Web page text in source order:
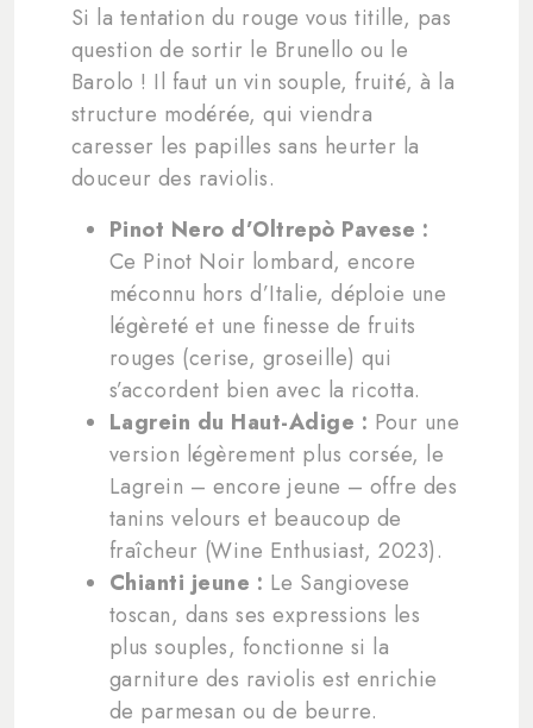
Si la tentation du rouge vous titille, pas
question de sortir le Brunello ou le
Barolo ! Il faut un vin souple, fruité, à la
structure modérée, qui viendra
caresser les papilles sans heurter la
douceur des raviolis.
Pinot Nero d’Oltrepò Pavese :
Ce Pinot Noir lombard, encore
méconnu hors d’Italie, déploie une
légèreté et une finesse de fruits
rouges (cerise, groseille) qui
s’accordent bien avec la ricotta.
Lagrein du Haut-Adige : Pour une
version légèrement plus corsée, le
Lagrein – encore jeune – offre des
tanins velours et beaucoup de
fraîcheur (Wine Enthusiast, 2023).
Chianti jeune : Le Sangiovese
toscan, dans ses expressions les
plus souples, fonctionne si la
garniture des raviolis est enrichie
de parmesan ou de beurre.